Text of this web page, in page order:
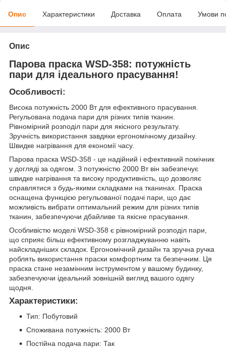
Опис Характеристики Доставка Оплата Умови
Опис
Парова праска WSD-358: потужність
пари для ідеального прасування!
Особливості:
Висока потужність 2000 Вт для ефективного прасування.
Регульована подача пари для різних типів тканин.
Рівномірний розподіл пари для якісного результату.
Зручність використання завдяки ергономічному дизайну.
Швидке нагрівання для економії часу.
Парова праска WSD-358 - це надійний і ефективний помічник
у догляді за одягом. З потужністю 2000 Вт він забезпечує
швидке нагрівання та високу продуктивність, що дозволяє
справлятися з будь-якими складками на тканинах. Праска
оснащена функцією регульованої подачі пари, що дає
можливість вибрати оптимальний режим для різних типів
тканин, забезпечуючи дбайливе та якісне прасування.
Особливістю моделі WSD-358 є рівномірний розподіл пари,
що сприяє більш ефективному розгладжуванню навіть
найскладніших складок. Ергономічний дизайн та зручна ручка
роблять використання праски комфортним та безпечним. Ця
праска стане незамінним інструментом у вашому будинку,
забезпечуючи ідеальний зовнішній вигляд вашого одягу
щодня.
Характеристики:
Тип: Побутовий
Споживана потужність: 2000 Вт
Постійна подача пари: Так